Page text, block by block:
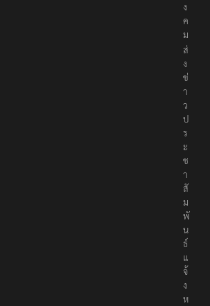
ง
ค
ม
ส่
ง
ข่
า
ว
ป
ร
ะ
ช
า
สั
ม
พั
น
ธ์
แ
จ้
ง
ห